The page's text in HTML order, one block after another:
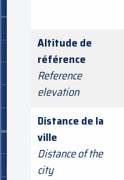
Altitude de
référence
Reference
elevation
Distance de la
ville
Distance of the
city